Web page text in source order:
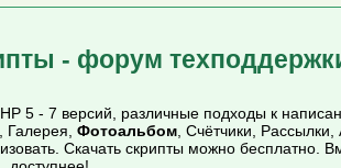
- форум
- 7 версий, различные подходы к
Галерея, Фотоальбом, Счётчики,
Скачать скрипты можно бесплатно.